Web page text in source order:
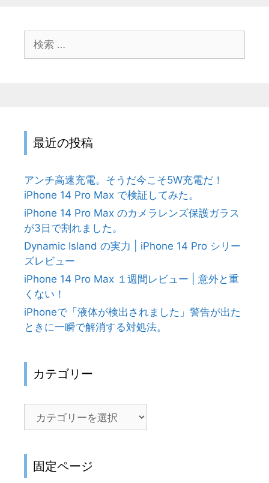
最近の投稿
アンチ高速充電。そうだ今こそ5W充電だ！
iPhone 14 Pro Max で検証してみた。
iPhone 14 Pro Max のカメラレンズ保護ガラス
が3日で割れました。
Dynamic Island の実力 | iPhone 14 Pro シリー
ズレビュー
iPhone 14 Pro Max １週間レビュー | 意外と重
くない！
iPhoneで「液体が検出されました」警告が出た
ときに一瞬で解消する対処法。
カテゴリー
リ
ー固定ページ